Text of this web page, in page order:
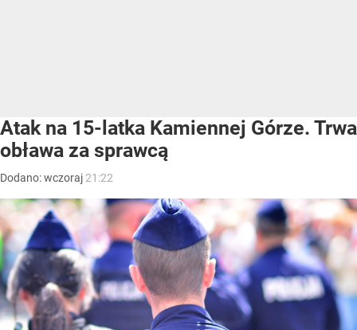
Atak na 15-latka Kamiennej Górze. Trwa
obława za sprawcą
Dodano:wczoraj 21:22